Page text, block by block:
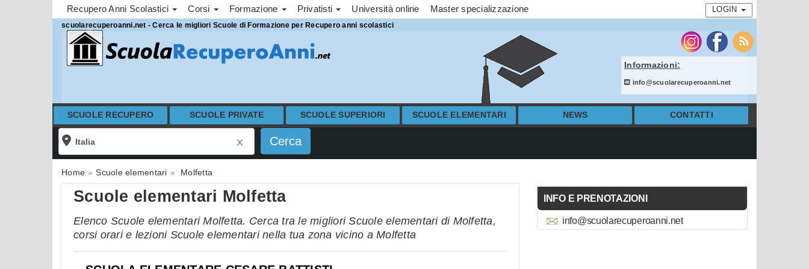
Recupero Anni Scolastici Corsi Formazione Privatisti Università online Master specializzazione LOGIN
scuolarecuperoanni.net - Cerca le migliori Scuole di Formazione per Recupero anni scolastici
Informazioni:
info@scuolarecuperoanni.net
SCUOLE RECUPERO SCUOLE PRIVATE SCUOLE SUPERIORI SCUOLE ELEMENTARI NEWS CONTATTI
Home Scuole elementari Molfetta
Scuole elementari Molfetta
Elenco Scuole elementari Molfetta. Cerca tra le migliori Scuole elementari di Molfetta,
corsi orari e lezioni Scuole elementari nella tua zona vicino a Molfetta
INFO E PRENOTAZIONI
info@scuolarecuperoanni.net